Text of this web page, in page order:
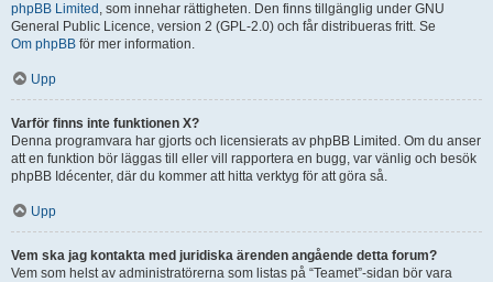
phpBB Limited , som innehar rättigheten. Den finns tillgänglig under GNU
General Public Licence, version 2 (GPL-2.0) och får distribueras fritt. Se
Om phpBB för mer information.
Upp
Varför finns inte funktionen X?
Denna programvara har gjorts och licensierats av phpBB Limited. Om du anser
att en funktion bör läggas till eller vill rapportera en bugg, var vänlig och besök
phpBB Idécenter, där du kommer att hitta verktyg för att göra så.
Upp
Vem ska jag kontakta med juridiska ärenden angående detta forum?
Vem som helst av administratörerna som listas på “Teamet”-sidan bör vara